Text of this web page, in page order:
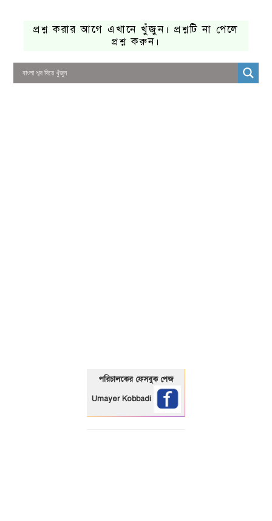
প্রশ্ন করার আগে এখানে খুঁজুন। প্রশ্নটি না পেলে
প্রশ্ন করুন।
পরিচালকের ফেসবুক পেজ
Umayer Kobbadi